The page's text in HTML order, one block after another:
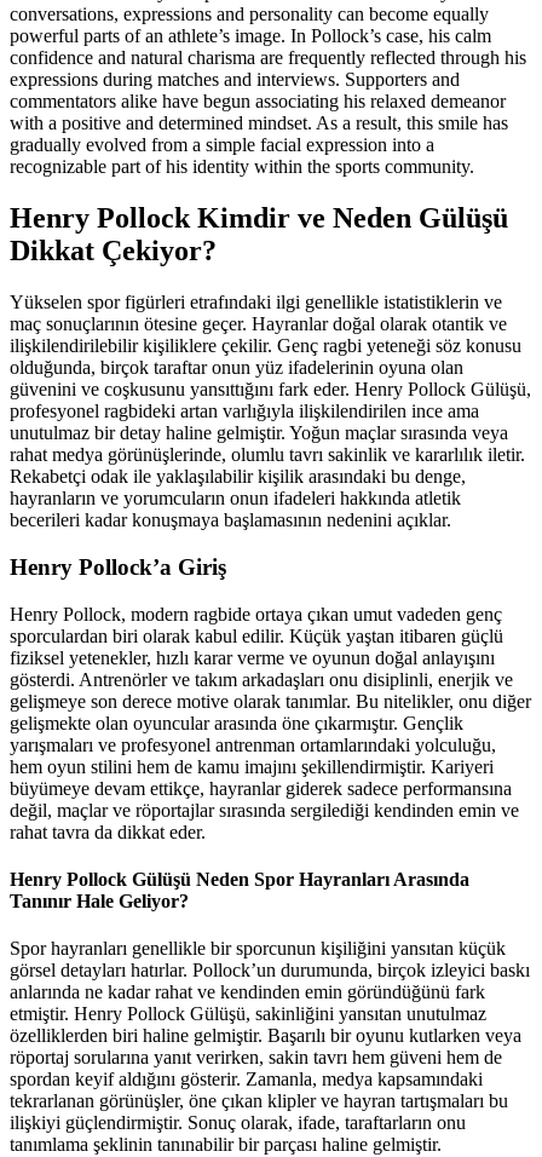
conversations, expressions and personality can become equally
powerful parts of an athlete’s image. In Pollock’s case, his calm
confidence and natural charisma are frequently reflected through his
expressions during matches and interviews. Supporters and
commentators alike have begun associating his relaxed demeanor
with a positive and determined mindset. As a result, this smile has
gradually evolved from a simple facial expression into a
recognizable part of his identity within the sports community.
Henry Pollock Kimdir ve Neden Gülüşü
Dikkat Çekiyor?
Yükselen spor figürleri etrafındaki ilgi genellikle istatistiklerin ve
maç sonuçlarının ötesine geçer. Hayranlar doğal olarak otantik ve
ilişkilendirilebilir kişiliklere çekilir. Genç ragbi yeteneği söz konusu
olduğunda, birçok taraftar onun yüz ifadelerinin oyuna olan
güvenini ve coşkusunu yansıttığını fark eder. Henry Pollock Gülüşü,
profesyonel ragbideki artan varlığıyla ilişkilendirilen ince ama
unutulmaz bir detay haline gelmiştir. Yoğun maçlar sırasında veya
rahat medya görünüşlerinde, olumlu tavrı sakinlik ve kararlılık iletir.
Rekabetçi odak ile yaklaşılabilir kişilik arasındaki bu denge,
hayranların ve yorumcuların onun ifadeleri hakkında atletik
becerileri kadar konuşmaya başlamasının nedenini açıklar.
Henry Pollock’a Giriş
Henry Pollock, modern ragbide ortaya çıkan umut vadeden genç
sporculardan biri olarak kabul edilir. Küçük yaştan itibaren güçlü
fiziksel yetenekler, hızlı karar verme ve oyunun doğal anlayışını
gösterdi. Antrenörler ve takım arkadaşları onu disiplinli, enerjik ve
gelişmeye son derece motive olarak tanımlar. Bu nitelikler, onu diğer
gelişmekte olan oyuncular arasında öne çıkarmıştır. Gençlik
yarışmaları ve profesyonel antrenman ortamlarındaki yolculuğu,
hem oyun stilini hem de kamu imajını şekillendirmiştir. Kariyeri
büyümeye devam ettikçe, hayranlar giderek sadece performansına
değil, maçlar ve röportajlar sırasında sergilediği kendinden emin ve
rahat tavra da dikkat eder.
Henry Pollock Gülüşü Neden Spor Hayranları Arasında
Tanınır Hale Geliyor?
Spor hayranları genellikle bir sporcunun kişiliğini yansıtan küçük
görsel detayları hatırlar. Pollock’un durumunda, birçok izleyici baskı
anlarında ne kadar rahat ve kendinden emin göründüğünü fark
etmiştir. Henry Pollock Gülüşü, sakinliğini yansıtan unutulmaz
özelliklerden biri haline gelmiştir. Başarılı bir oyunu kutlarken veya
röportaj sorularına yanıt verirken, sakin tavrı hem güveni hem de
spordan keyif aldığını gösterir. Zamanla, medya kapsamındaki
tekrarlanan görünüşler, öne çıkan klipler ve hayran tartışmaları bu
ilişkiyi güçlendirmiştir. Sonuç olarak, ifade, taraftarların onu
tanımlama şeklinin tanınabilir bir parçası haline gelmiştir.